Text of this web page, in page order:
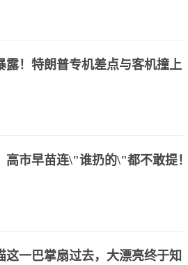
露！特朗普专机差点与客机撞上
高市早苗连\"谁扔的\"都不敢提！
这一巴掌扇过去，大漂亮终于知